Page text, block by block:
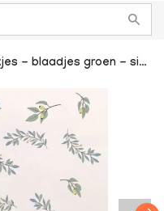
- blaadjes groen - sierlijk